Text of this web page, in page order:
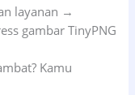
layanan →
gambar TinyPNG
Kamu